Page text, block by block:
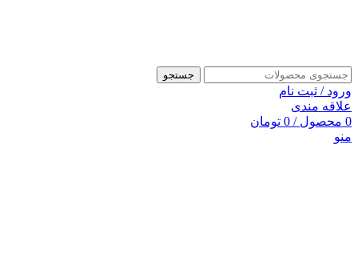
جستجو
ورود / ثبت نام
علاقه مندی
0 محصول /
0 تومان
منو